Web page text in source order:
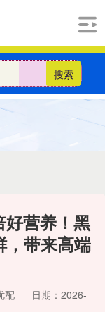
搜索
营养！黑
，带来高端
配
日期：2026-